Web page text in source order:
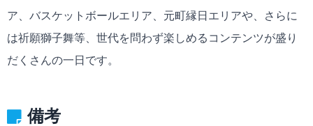
ア、バスケットボールエリア、元町縁日エリアや、さらに
は祈願獅子舞等、世代を問わず楽しめるコンテンツが盛り
だくさんの一日です。
備考